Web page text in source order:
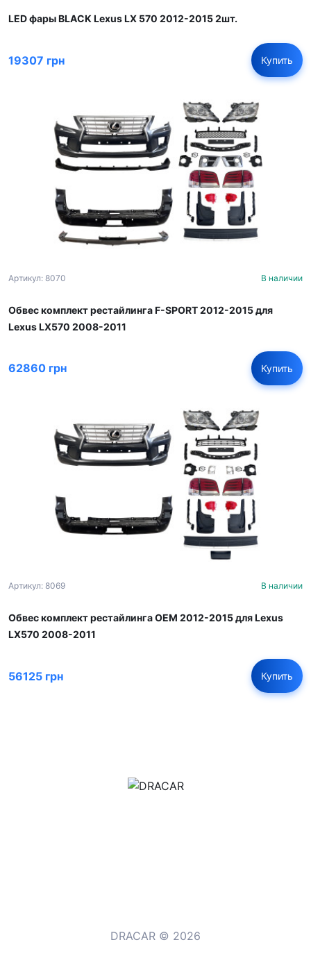
LED фары BLACK Lexus LX 570 2012-2015 2шт.
19307 грн Купить
Артикул: 8070 В наличии
Обвес комплект рестайлинга F-SPORT 2012-2015 для
Lexus LX570 2008-2011
62860 грн Купить
Артикул: 8069 В наличии
Обвес комплект рестайлинга OEM 2012-2015 для Lexus
LX570 2008-2011
56125 грн Купить
DRACAR © 2026